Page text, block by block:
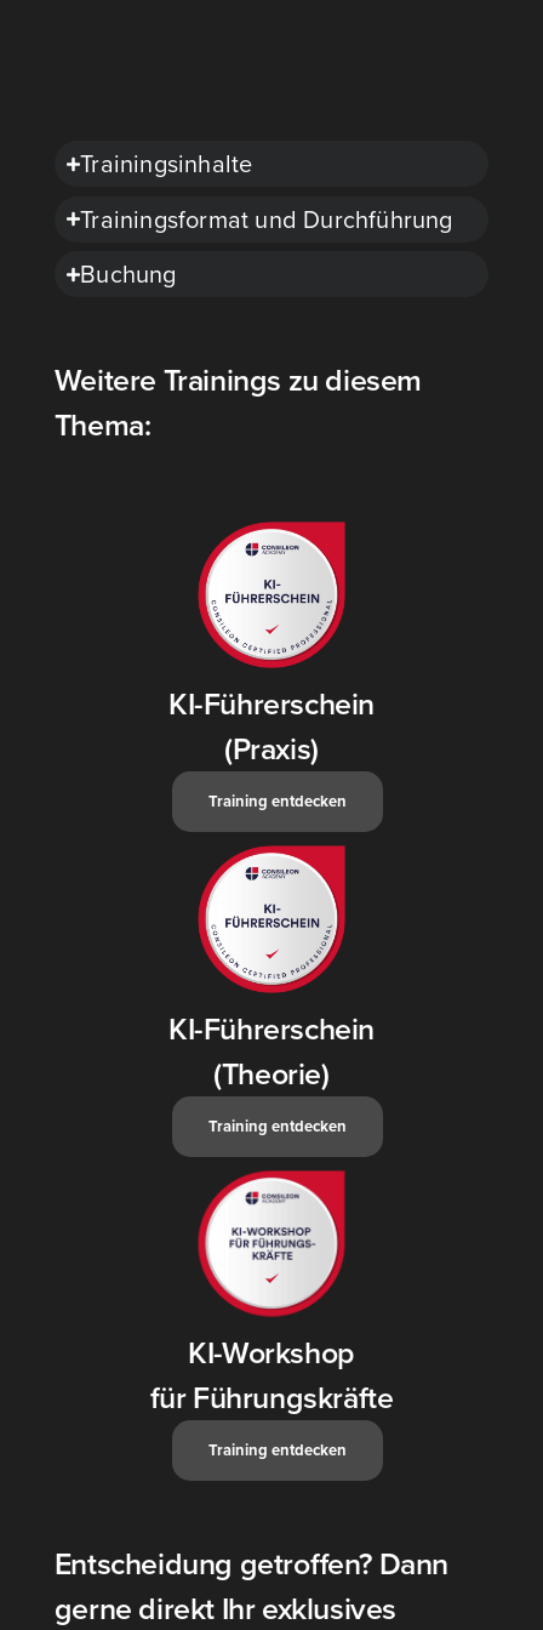
Trai­nings­in­hal­te
Trai­nings­for­mat und Durch­füh­rung
Buchung
Weitere Trainings zu diesem
Thema:
KI-Führerschein
(Praxis)
Trai­ning ent­de­cken
KI-Führerschein
(Theorie)
Trai­ning ent­de­cken
KI-Workshop
für Führungskräfte
Trai­ning ent­de­cken
Entscheidung getroffen? Dann
gerne direkt Ihr exklusives